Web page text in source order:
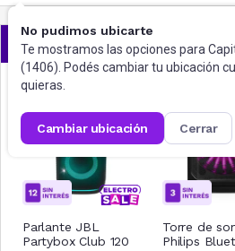
No pudimos ubicarte
Te mostramos las opciones para
(1406). Podés cambiar tu ubicación
quieras.
cambiar ubicación cerrar
¡Aprovechá las
Parlante JBL
Partybox Club 120
Torre de
Philips